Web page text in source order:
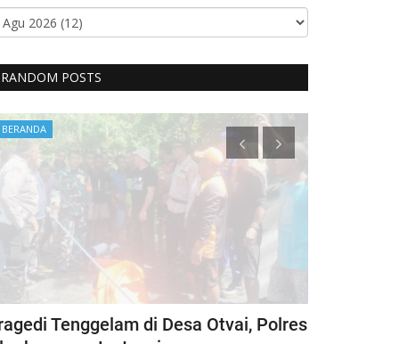
RANDOM POSTS
BERANDA
Tenggelam di Desa Otvai, Polres